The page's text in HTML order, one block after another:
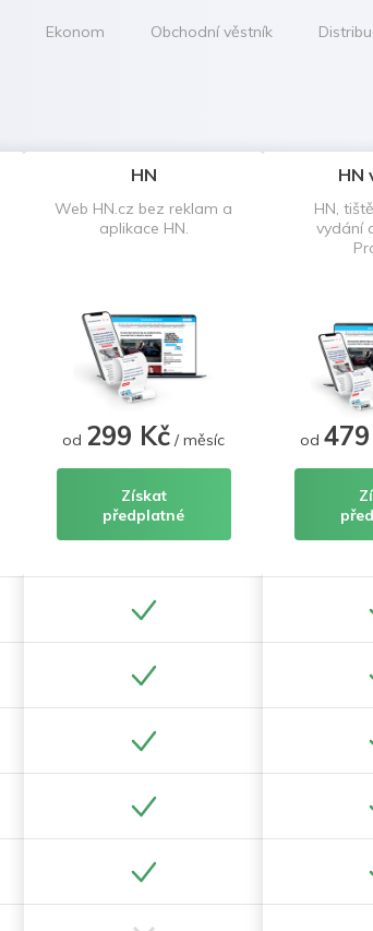
Ekonom Obchodní věstník
HN
Web HN.cz bez reklam a
aplikace HN.
od 299 Kč / měsíc
Získat
předplatné
HN
HN,
vydání
od